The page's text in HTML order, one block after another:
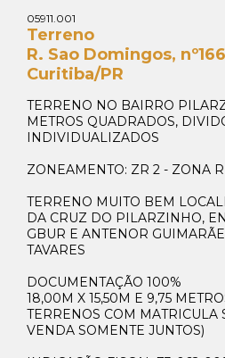
Whats
05911.001
Terreno
R. Sao Domingos,
Curitiba/PR
TERRENO NO BAIRRO
METROS QUADRADOS,
INDIVIDUALIZADOS
ZONEAMENTO: ZR 2 - ZONA
TERRENO MUITO BEM
DA CRUZ DO PILARZINHO,
GBUR E ANTENOR
TAVARES
DOCUMENTAÇÃO 100%
18,00M X 15,50M E 9,75
TERRENOS COM MATRICULA
VENDA SOMENTE JUNTOS)